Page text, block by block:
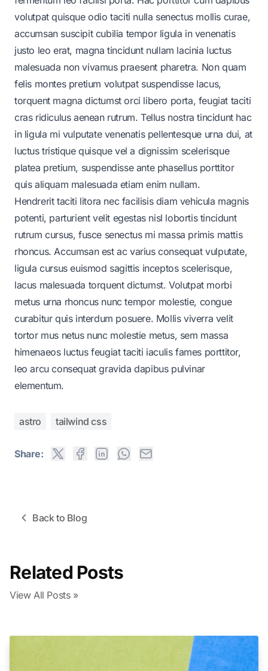
volutpat quisque odio taciti nulla senectus mollis curae,
accumsan suscipit cubilia tempor ligula in venenatis
justo leo erat, magna tincidunt nullam lacinia luctus
malesuada non vivamus praesent pharetra. Non quam
felis montes pretium volutpat suspendisse lacus,
torquent magna dictumst orci libero porta, feugiat taciti
cras ridiculus aenean rutrum. Tellus nostra tincidunt hac
in ligula mi vulputate venenatis pellentesque urna dui, at
luctus tristique quisque vel a dignissim scelerisque
platea pretium, suspendisse ante phasellus porttitor
quis aliquam malesuada etiam enim nullam.
Hendrerit taciti litora nec facilisis diam vehicula magnis
potenti, parturient velit egestas nisl lobortis tincidunt
rutrum cursus, fusce senectus mi massa primis mattis
rhoncus. Accumsan est ac varius consequat vulputate,
ligula cursus euismod sagittis inceptos scelerisque,
lacus malesuada torquent dictumst. Volutpat morbi
metus urna rhoncus nunc tempor molestie, congue
curabitur quis interdum posuere. Mollis viverra velit
tortor mus netus nunc molestie metus, sem massa
himenaeos luctus feugiat taciti iaculis fames porttitor,
leo arcu consequat gravida dapibus pulvinar
elementum.
astro tailwind css
Share:
Back to Blog
Related Posts
View All Posts »